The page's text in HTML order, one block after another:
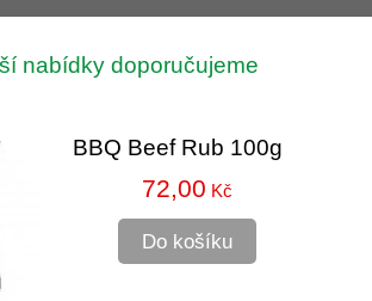
nabídky doporučujeme
BBQ Beef Rub 100g
72,00 Kč
Do košíku